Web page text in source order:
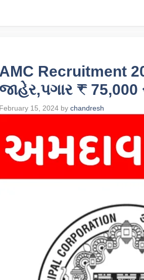
AMC Recruitment
જાહેર,પગાર ₹ 75,000
February 15, 2024 by chandresh